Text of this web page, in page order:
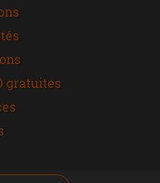
gratuites